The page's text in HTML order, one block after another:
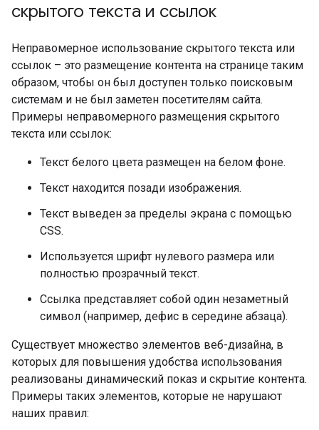
скрытого текста и ссылок
Неправомерное использование скрытого текста или
ссылок – это размещение контента на странице таким
образом, чтобы он был доступен только поисковым
системам и не был заметен посетителям сайта.
Примеры неправомерного размещения скрытого
текста или ссылок:
Текст белого цвета размещен на белом фоне.
Текст находится позади изображения.
Текст выведен за пределы экрана с помощью
CSS.
Используется шрифт нулевого размера или
полностью прозрачный текст.
Ссылка представляет собой один незаметный
символ (например, дефис в середине абзаца).
Существует множество элементов веб-дизайна, в
которых для повышения удобства использования
реализованы динамический показ и скрытие контента.
Примеры таких элементов, которые не нарушают
наших правил: